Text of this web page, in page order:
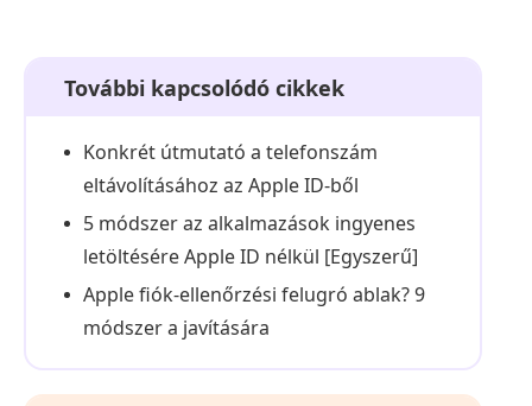
További kapcsolódó cikkek
Konkrét útmutató a telefonszám
eltávolításához az Apple ID-ből
5 módszer az alkalmazások ingyenes
letöltésére Apple ID nélkül [Egyszerű]
Apple fiók-ellenőrzési felugró ablak? 9
módszer a javítására